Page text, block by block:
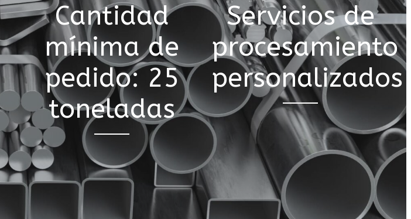
Cantidad
mínima de
pedido: 25
toneladas
Servicios de
procesamiento
personalizados